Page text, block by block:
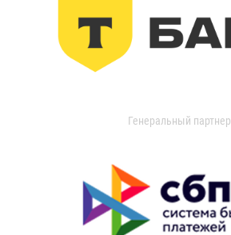
Генеральный партнер